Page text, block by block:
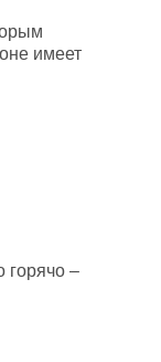
имеет
горячо –